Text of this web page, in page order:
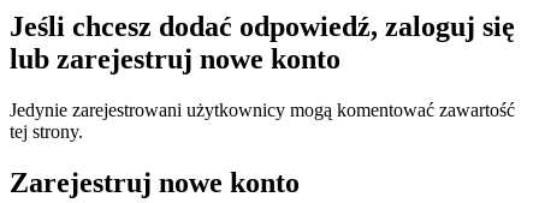
Jeśli chcesz dodać odpowiedź, zaloguj się
lub zarejestruj nowe konto
Jedynie zarejestrowani użytkownicy mogą komentować zawartość
tej strony.
Zarejestruj nowe konto